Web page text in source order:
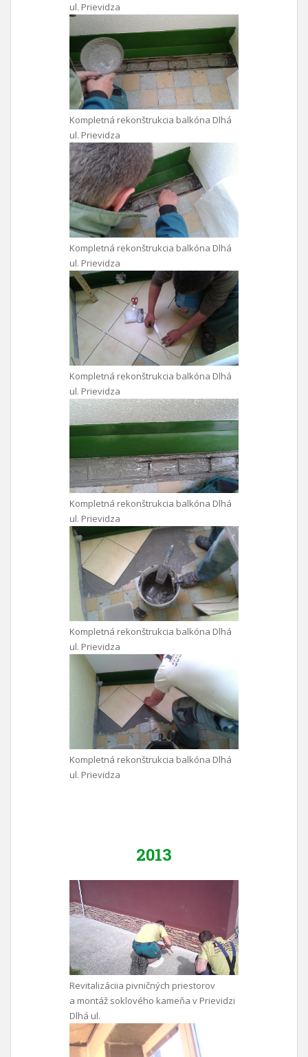
ul. Prievidza
Kompletná rekonštrukcia balkóna Dlhá
ul. Prievidza
Kompletná rekonštrukcia balkóna Dlhá
ul. Prievidza
Kompletná rekonštrukcia balkóna Dlhá
ul. Prievidza
Kompletná rekonštrukcia balkóna Dlhá
ul. Prievidza
Kompletná rekonštrukcia balkóna Dlhá
ul. Prievidza
Kompletná rekonštrukcia balkóna Dlhá
ul. Prievidza
2013
Revitalizáciia pivničných priestorov
a montáž soklového kameňa v Prievidzi
Dlhá ul.